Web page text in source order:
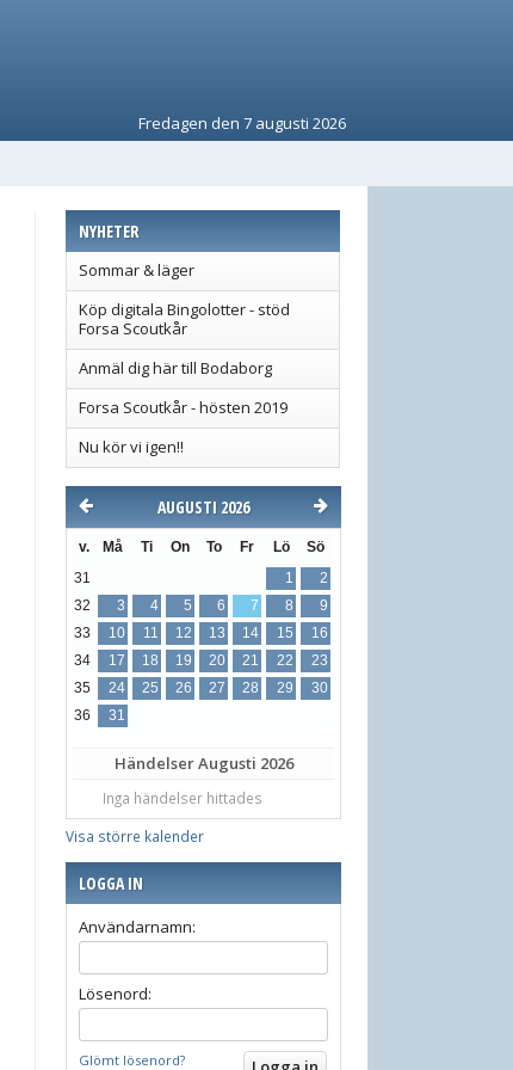
Fredagen den 7 augusti 2026
NYHETER
Sommar & läger
Köp digitala Bingolotter - stöd
Forsa Scoutkår
Anmäl dig här till Bodaborg
Forsa Scoutkår - hösten 2019
Nu kör vi igen!!
AUGUSTI 2026
v. Må Ti On To Fr Lö Sö
31 1
2
32
3 4 5 6 7 8
9
33
10 11 12 13 14 15
16
34
17 18 19 20 21 22
23
35
24 25 26 27 28 29
30
36
31
HändelserAugusti 2026
Inga händelser hittades
Visa större kalender
LOGGA IN
Användarnamn:
Lösenord:
Glömt lösenord?